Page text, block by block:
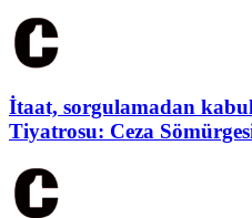
İtaat, sorgulamadan
Tiyatrosu: Ceza